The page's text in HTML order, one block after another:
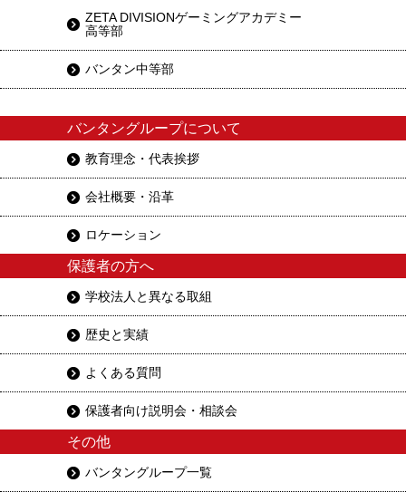
ZETA DIVISIONゲーミングアカデミー
高等部
バンタン中等部
バンタングループについて
教育理念・代表挨拶
会社概要・沿革
ロケーション
保護者の方へ
学校法人と異なる取組
歴史と実績
よくある質問
保護者向け説明会・相談会
その他
バンタングループ一覧